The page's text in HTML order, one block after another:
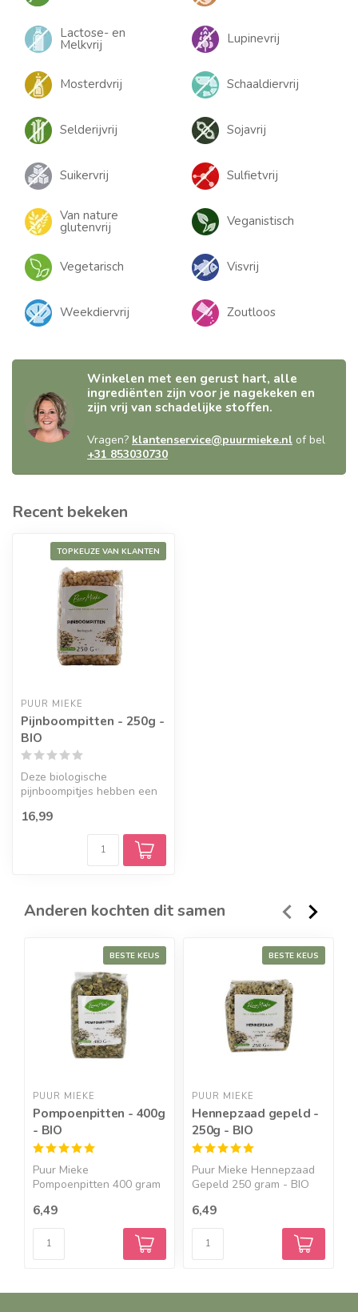
Lactose- en
Melkvrij Lupinevrij
Mosterdvrij Schaaldiervrij
Selderijvrij Sojavrij
Suikervrij Sulfietvrij
Van nature
glutenvrij Veganistisch
Vegetarisch Visvrij
Weekdiervrij Zoutloos
Winkelen met een gerust hart, alle
ingrediënten zijn voor je nagekeken en
zijn vrij van schadelijke stoffen.
Vragen? klantenservice@puurmieke.nl of bel
+31 853030730
Recent bekeken
TOPKEUZE VAN KLANTEN
PUUR MIEKE
Pijnboompitten - 250g -
BIO
Deze biologische
pijnboompitjes hebben een
smaak en...
16,99
Anderen kochten dit samen
BESTE KEUS
PUUR MIEKE
Pompoenpitten - 400g
- BIO
Puur Mieke
Pompoenpitten 400 gram
6,49
BESTE KEUS
PUUR MIEKE
Hennepzaad gepeld -
250g - BIO
Puur Mieke Hennepzaad
Gepeld 250 gram - BIO
6,49